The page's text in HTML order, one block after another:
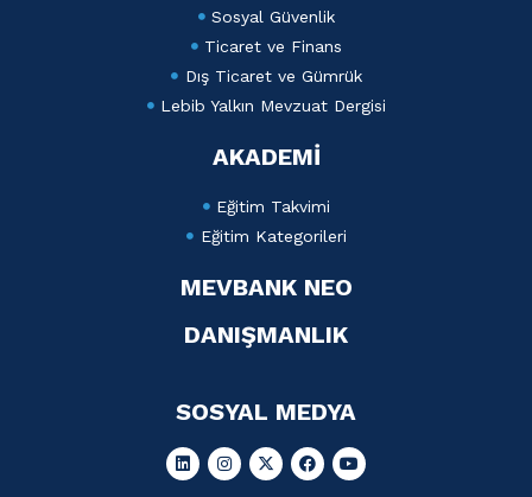
Sosyal Güvenlik
Ticaret ve Finans
Dış Ticaret ve Gümrük
Lebib Yalkın Mevzuat Dergisi
AKADEMİ
Eğitim Takvimi
Eğitim Kategorileri
MEVBANK NEO
DANIŞMANLIK
SOSYAL MEDYA